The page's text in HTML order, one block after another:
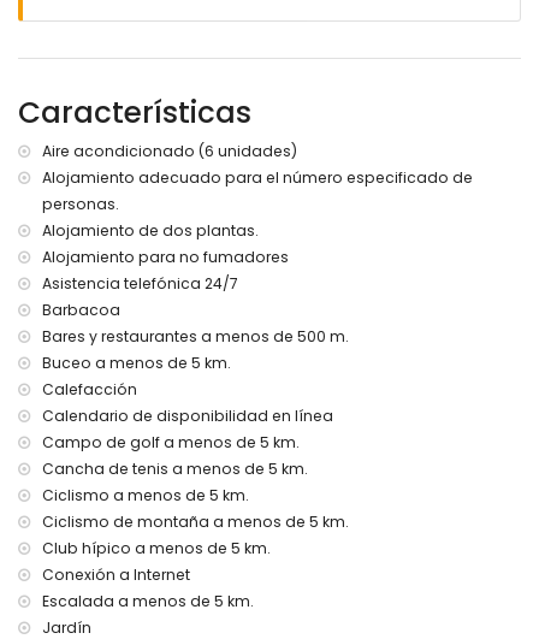
menos de 3 kilómetros de la villa)
playa más cercana: La Grava, Jávea (a menos de 3
kilómetros de la villa)
puerto más cercano: Aduanas del Mar (a menos de 4
kilómetros de la villa)
parque más cercano: Montgó, Jávea (a menos de 2
kilómetros de la villa)
aeropuerto más cercano: Alicante (a menos de 100
kilómetros de la villa)
segundo aeropuerto más cercano: Valencia (> 100
kilómetros)
no se permite fumar
no se admiten mascotas
El alojamiento es muy adecuado para familias con niños
Instalaciones y servicios incluidos en el precio del alquiler
de la villa
internet (WiFi)
plancha y tabla de planchar
ropa de cama y toallas
servicio de recepción y servicio de emergencia 24 horas
mesa de ping-pong
calefacción por suelo radiante y aire acondicionado
Características
Aire acondicionado (6 unidades)
Alojamiento adecuado para el número especificado de
personas.
Alojamiento de dos plantas.
Alojamiento para no fumadores
Asistencia telefónica 24/7
Barbacoa
Bares y restaurantes a menos de 500 m.
Buceo a menos de 5 km.
Calefacción
Calendario de disponibilidad en línea
Campo de golf a menos de 5 km.
Cancha de tenis a menos de 5 km.
Ciclismo a menos de 5 km.
Ciclismo de montaña a menos de 5 km.
Club hípico a menos de 5 km.
Conexión a Internet
Escalada a menos de 5 km.
Jardín